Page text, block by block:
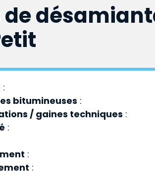
de
:
bitumineuses :
/ gaines techniques :
:
:
: